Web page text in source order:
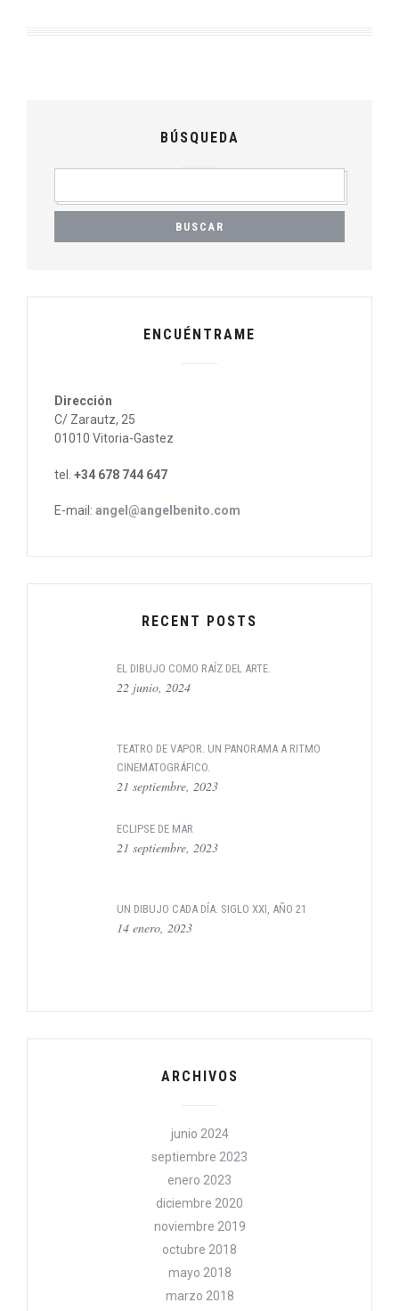
BÚSQUEDA
ENCUÉNTRAME
Dirección
C/ Zarautz, 25
01010 Vitoria-Gastez
tel. +34 678 744 647
E-mail: angel@angelbenito.com
RECENT POSTS
EL DIBUJO COMO RAÍZ DEL ARTE.
22 junio, 2024
TEATRO DE VAPOR. UN PANORAMA A RITMO
CINEMATOGRÁFICO.
21 septiembre, 2023
ECLIPSE DE MAR
21 septiembre, 2023
UN DIBUJO CADA DÍA. SIGLO XXI, AÑO 21
14 enero, 2023
ARCHIVOS
junio 2024
septiembre 2023
enero 2023
diciembre 2020
noviembre 2019
octubre 2018
mayo 2018
marzo 2018